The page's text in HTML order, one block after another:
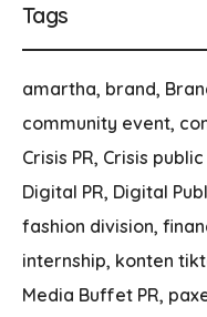
Tags
amartha brand
community event
Crisis PR Crisis
Digital PR Digital
fashion division
internship konten
Media Buffet PR